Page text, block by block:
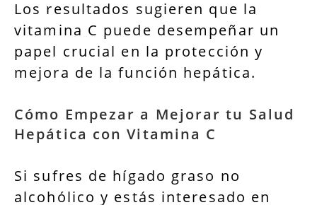
Los resultados sugieren que la
vitamina C puede desempeñar un
papel crucial en la protección y
mejora de la función hepática.
Cómo Empezar a Mejorar tu Salud
Hepática con Vitamina C
Si sufres de hígado graso no
alcohólico y estás interesado en